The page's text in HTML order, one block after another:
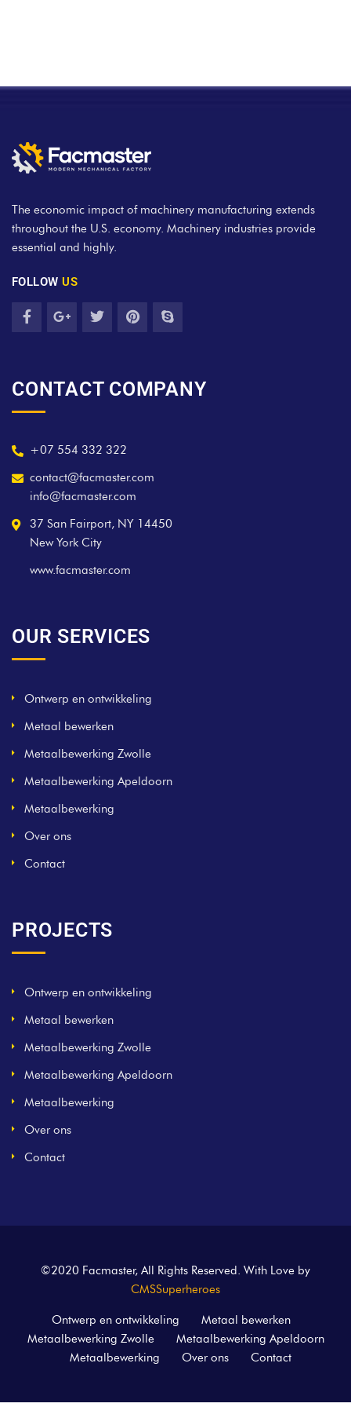
The economic impact of machinery manufacturing extends
throughout the U.S. economy. Machinery industries provide
essential and highly.
FOLLOWUS
CONTACT COMPANY
+07 554 332 322
contact@facmaster.com
info@facmaster.com
37 San Fairport, NY 14450
New York City
www.facmaster.com
OUR SERVICES
Ontwerp en ontwikkeling
Metaal bewerken
Metaalbewerking Zwolle
Metaalbewerking Apeldoorn
Metaalbewerking
Over ons
Contact
PROJECTS
Ontwerp en ontwikkeling
Metaal bewerken
Metaalbewerking Zwolle
Metaalbewerking Apeldoorn
Metaalbewerking
Over ons
Contact
©2020 Facmaster, All Rights Reserved. With Love by
CMSSuperheroes
Ontwerp en ontwikkeling
Metaal bewerken
Metaalbewerking Zwolle
Metaalbewerking Apeldoorn
Metaalbewerking
Over ons Contact